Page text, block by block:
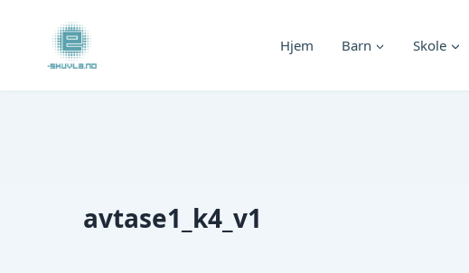
content
Hjem Barn Skole
avtase1_k4_v1